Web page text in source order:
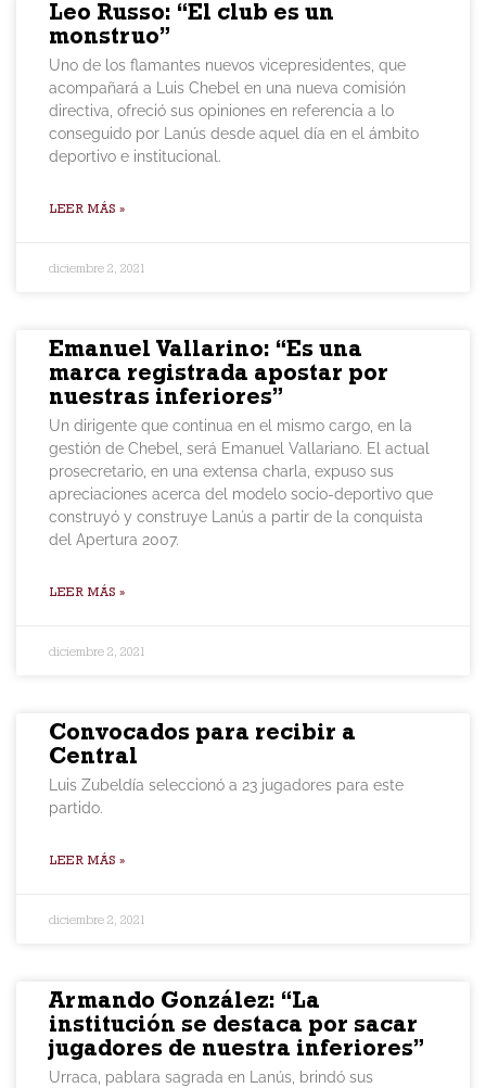
Leo Russo: “El club es un
monstruo”
Uno de los flamantes nuevos vicepresidentes, que
acompañará a Luis Chebel en una nueva comisión
directiva, ofreció sus opiniones en referencia a lo
conseguido por Lanús desde aquel día en el ámbito
deportivo e institucional.
LEER MÁS »
diciembre 2, 2021
Emanuel Vallarino: “Es una
marca registrada apostar por
nuestras inferiores”
Un dirigente que continua en el mismo cargo, en la
gestión de Chebel, será Emanuel Vallariano. El actual
prosecretario, en una extensa charla, expuso sus
apreciaciones acerca del modelo socio-deportivo que
construyó y construye Lanús a partir de la conquista
del Apertura 2007.
LEER MÁS »
diciembre 2, 2021
Convocados para recibir a
Central
Luis Zubeldía seleccionó a 23 jugadores para este
partido.
LEER MÁS »
diciembre 2, 2021
Armando González: “La
institución se destaca por sacar
jugadores de nuestra inferiores”
Urraca, pablara sagrada en Lanús, brindó sus